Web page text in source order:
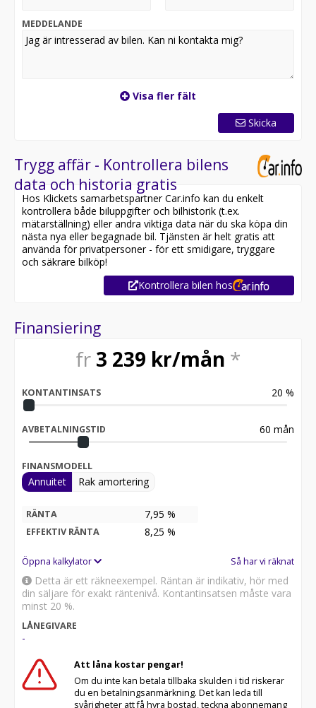
MEDDELANDE
Visa fler fält
Skicka
Trygg affär - Kontrollera bilens
data och historia gratis
Hos Klickets samarbetspartner Car.info kan du enkelt
kontrollera både biluppgifter och bilhistorik (t.ex.
mätarställning) eller andra viktiga data när du ska köpa din
nästa nya eller begagnade bil. Tjänsten är helt gratis att
använda för privatpersoner - för ett smidigare, tryggare
och säkrare bilköp!
Kontrollera bilen hos
Finansiering
fr 3 239 kr/mån *
KONTANTINSATS 20 %
AVBETALNINGSTID 60 mån
FINANSMODELL
Annuitet Rak amortering
RÄNTA 7,95 %
EFFEKTIV RÄNTA 8,25 %
Öppna kalkylator Så har vi räknat
Detta är ett räkneexempel. Räntan är indikativ, hör med
din säljare för exakt räntenivå. Kontantinsatsen måste vara
minst 20 %.
LÅNEGIVARE
-
Att låna kostar pengar!
Om du inte kan betala tillbaka skulden i tid riskerar
du en betalningsanmärkning. Det kan leda till
svårigheter att få hyra bostad, teckna abonnemang